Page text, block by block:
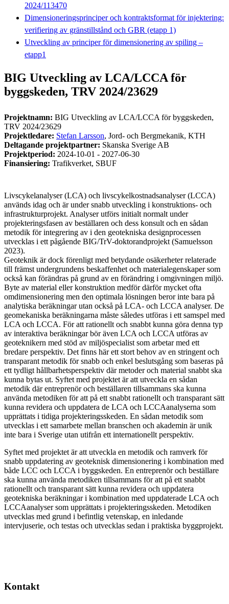
2024/113470
Dimensioneringsprinciper och kontraktsformat för injektering:
verifiering av gränstillstånd och GBR (etapp 1)
Utveckling av principer för dimensionering av spiling –
etapp1
BIG Utveckling av LCA/LCCA för
byggskeden, TRV 2024/23629
Projektnamn: BIG Utveckling av LCA/LCCA för byggskeden,
TRV 2024/23629
Projektledare: Stefan Larsson, Jord- och Bergmekanik, KTH
Deltagande projektpartner: Skanska Sverige AB
Projektperiod: 2024-10-01 - 2027-06-30
Finansiering: Trafikverket, SBUF
Livscykelanalyser (LCA) och livscykelkostnadsanalyser (LCCA)
används idag och är under snabb utveckling i konstruktions- och
infrastrukturprojekt. Analyser utförs initialt normalt under
projekteringsfasen av beställaren och dess konsult och en sådan
metodik för integrering av i den geotekniska designprocessen
utvecklas i ett pågående BIG/TrV-doktorandprojekt (Samuelsson
2023).
Geoteknik är dock förenligt med betydande osäkerheter relaterade
till främst undergrundens beskaffenhet och materialegenskaper som
också kan förändras på grund av en förändring i omgivningen miljö.
Byte av material eller konstruktion medför därför mycket ofta
omdimensionering men den optimala lösningen beror inte bara på
analytiska beräkningar utan också på LCA- och LCCA analyser. De
geomekaniska beräkningarna måste således utföras i ett samspel med
LCA och LCCA. För att rationellt och snabbt kunna göra denna typ
av interaktiva beräkningar bör även LCA och LCCA utföras av
geoteknikern med stöd av miljöspecialist som arbetar med ett
bredare perspektiv. Det finns här ett stort behov av en stringent och
transparant metodik för snabb och enkel beslutsgång som baseras på
ett tydligt hållbarhetsperspektiv där metoder och material snabbt ska
kunna bytas ut. Syftet med projektet är att utveckla en sådan
metodik där entreprenör och beställaren tillsammans ska kunna
använda metodiken för att på ett snabbt rationellt och transparant sätt
kunna revidera och uppdatera de LCA och LCCAanalyserna som
upprättats i tidiga projekteringsskeden. En sådan metodik som
utvecklas i ett samarbete mellan branschen och akademin är unik
inte bara i Sverige utan utifrån ett internationellt perspektiv.
Syftet med projektet är att utveckla en metodik och ramverk för
snabb uppdatering av geoteknisk dimensionering i kombination med
både LCC och LCCA i byggskeden. En entreprenör och beställare
ska kunna använda metodiken tillsammans för att på ett snabbt
rationellt och transparant sätt kunna revidera och uppdatera
geotekniska beräkningar i kombination med uppdaterade LCA och
LCCAanalyser som upprättats i projekteringsskeden. Metodiken
utvecklas med grund i befintlig vetenskap, en inledande
intervjuserie, och testas och utvecklas sedan i praktiska byggprojekt.
Kontakt